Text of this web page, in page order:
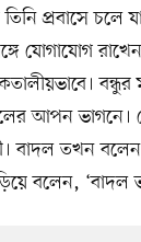
প্রবাসে চলে
যোগাযোগ
বন্ধুর
আপন ভাগনে।
বাদল তখন
বলেন, ‘বাদল